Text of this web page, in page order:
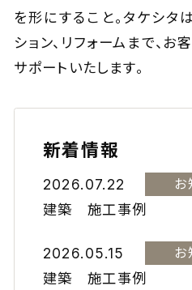
を形にすること。タケシタ
ション、リフォームまで、 お
サポートいたします。
新着情報
2026.07.22 お
建築 施工事例
2026.05.15 お
建築 施工事例